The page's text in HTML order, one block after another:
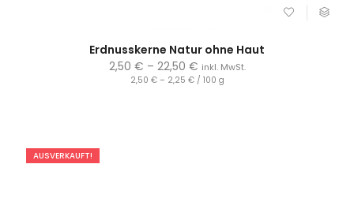
Erdnusskerne Natur ohne Haut
2,50 € – 22,50 € inkl. MwSt.
2,50 €– 2,25 €/ 100 g
AUSVERKAUFT!